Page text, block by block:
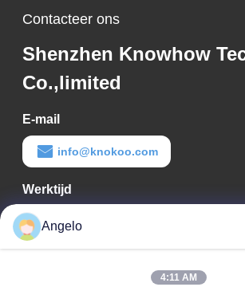
Contacteer ons
Shenzhen Knowhow
Co.,limited
E-mail
info@knokoo.com
Werktijd
08:00-18:00
Ons adres
Angelo
4:11 AM